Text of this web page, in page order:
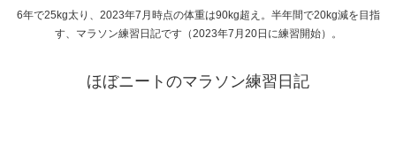
6年で25kg太り、2023年7月時点の体重は90kg超え。半年間で20kg減を目指
す、マラソン練習日記です（2023年7月20日に練習開始）。
ほぼニートのマラソン練習日記